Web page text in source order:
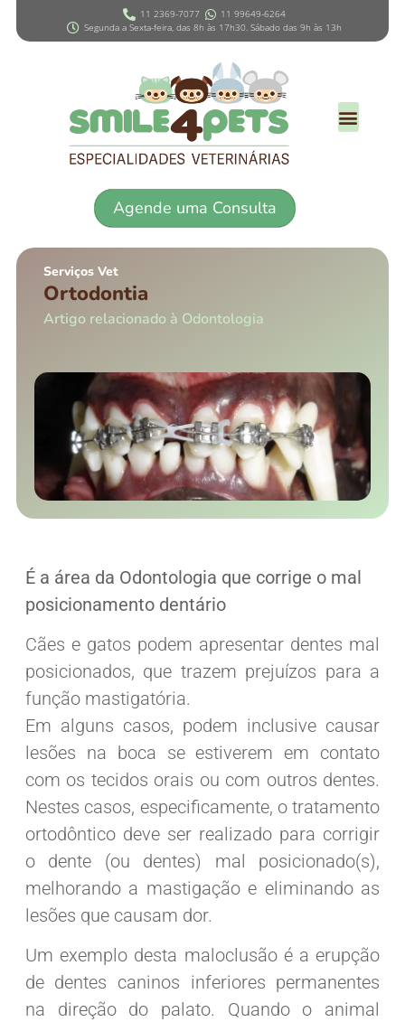
11 2369-7077
11 99649-6264
Segunda a Sexta-feira, das 8h às 17h30. Sábado das 9h às 13h
Agende uma Consulta
Serviços Vet
Ortodontia
Artigo relacionado à Odontologia
É a área da Odontologia que corrige o mal
posicionamento dentário
Cães e gatos podem apresentar dentes mal
posicionados, que trazem prejuízos para a
função mastigatória.
Em alguns casos, podem inclusive causar
lesões na boca se estiverem em contato
com os tecidos orais ou com outros dentes.
Nestes casos, especificamente, o tratamento
ortodôntico deve ser realizado para corrigir
o dente (ou dentes) mal posicionado(s),
melhorando a mastigação e eliminando as
lesões que causam dor.
Um exemplo desta maloclusão é a erupção
de dentes caninos inferiores permanentes
na direção do palato. Quando o animal